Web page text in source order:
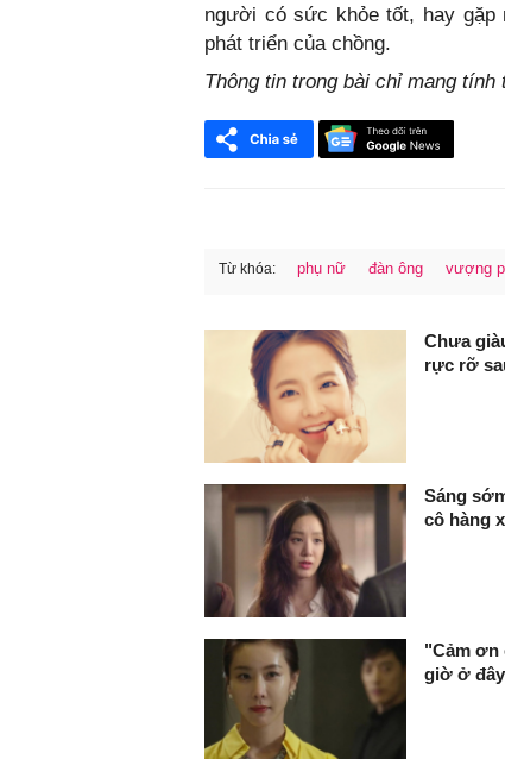
người có sức khỏe tốt, hay gặp
phát triển của chồng.
Thông tin trong bài chỉ mang tính
Từ khóa: phụ nữ đàn ông vượng
Chưa
rực rỡ
Sáng
cô hàng
"Cảm ơn
giờ ở